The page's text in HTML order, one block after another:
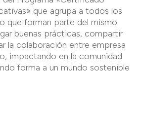
que agrupa a todos los
que forman parte del mismo.
buenas prácticas, compartir
la colaboración entre empresa
impactando en la comunidad
forma a un mundo sostenible